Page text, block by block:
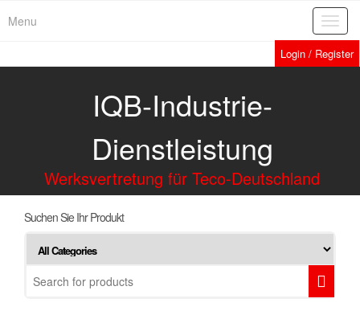
Menu
Login / Register
IQB-Industrie-
Dienstleistung
Werksvertretung für Teco-Deutschland
Suchen Sie Ihr Produkt